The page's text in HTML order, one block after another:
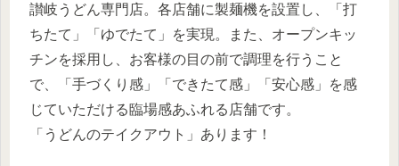
讃岐うどん専門店。各店舗に製麺機を設置し、「打
ちたて」「ゆでたて」を実現。また、オープンキッ
チンを採用し、お客様の目の前で調理を行うこと
で、「手づくり感」「できたて感」「安心感」を感
じていただける臨場感あふれる店舗です。
「うどんのテイクアウト」あります！